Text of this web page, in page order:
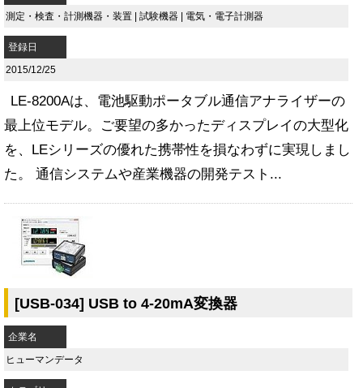
測定・検査・計測機器・装置 | 試験機器 | 電気・電子計測器
登録日
2015/12/25
LE-8200Aは、電池駆動ポータブル通信アナライザーの
最上位モデル。ご要望の多かったディスプレイの大型化
を、LEシリーズの優れた携帯性を損なわずに実現しまし
た。 通信システムや産業機器の開発テスト...
[USB-034] USB to 4-20mA変換器
企業名
ヒューマンデータ